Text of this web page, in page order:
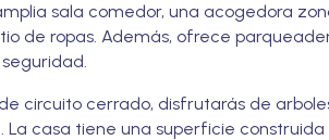
sala comedor, una acogedora
de ropas. Además, ofrece
circuito cerrado, disfrutarás de
La casa tiene una superficie